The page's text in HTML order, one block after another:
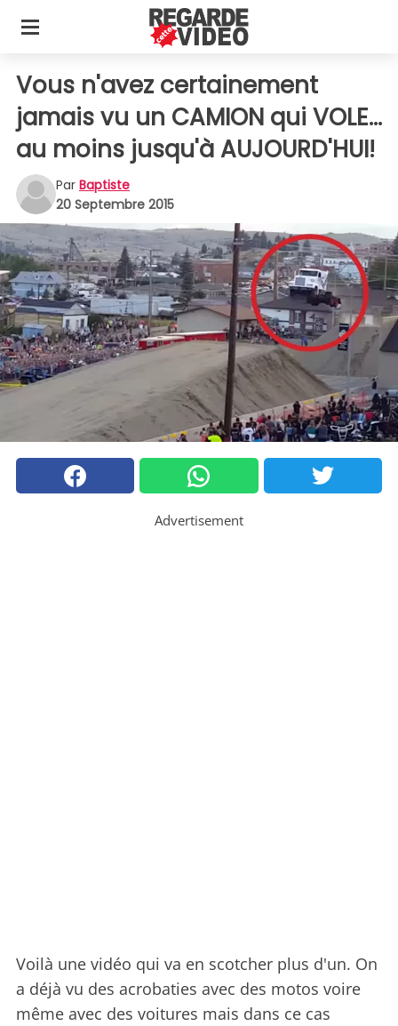
Vous n'avez certainement
jamais vu un CAMION qui VOLE...
au moins jusqu'à AUJOURD'HUI!
Par Baptiste
20 Septembre 2015
Advertisement
Voilà une vidéo qui va en scotcher plus d'un. On
a déjà vu des acrobaties avec des motos voire
même avec des voitures mais dans ce cas